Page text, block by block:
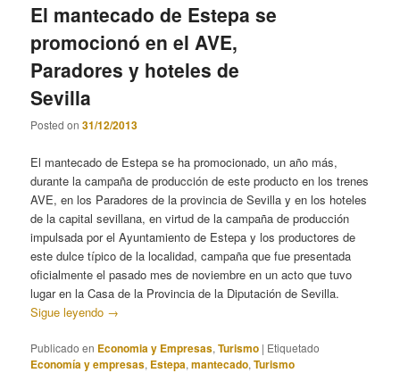
El mantecado de Estepa se
promocionó en el AVE,
Paradores y hoteles de
Sevilla
Posted on31/12/2013
El mantecado de Estepa se ha promocionado, un año más,
durante la campaña de producción de este producto en los trenes
AVE, en los Paradores de la provincia de Sevilla y en los hoteles
de la capital sevillana, en virtud de la campaña de producción
impulsada por el Ayuntamiento de Estepa y los productores de
este dulce típico de la localidad, campaña que fue presentada
oficialmente el pasado mes de noviembre en un acto que tuvo
lugar en la Casa de la Provincia de la Diputación de Sevilla.
Sigue leyendo →
Publicado en Economia y Empresas,Turismo | Etiquetado
Economía y empresas, Estepa,mantecado,Turismo